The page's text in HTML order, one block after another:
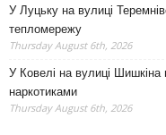
У Луцьку на вулиці
тепломережу
Thursday August 6th, 2026
У Ковелі на вулиці Шишкіна
наркотиками
Thursday August 6th, 2026